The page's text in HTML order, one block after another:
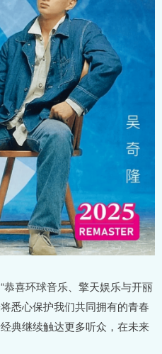
喜环球音乐、擎天娱乐与开丽
悉心保护我们共同拥有的青春
典继续触达更多听众，在未来